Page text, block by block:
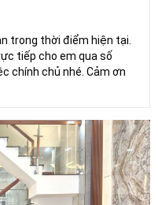
trong thời điểm hiện tại.
tiếp cho em qua số
chính chủ nhé. Cảm ơn